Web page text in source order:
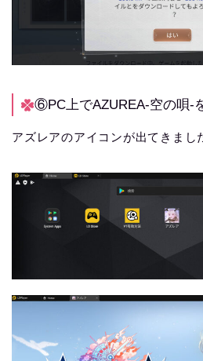
⑥PC上でAZUREA-空の唄-
アズレアのアイコンが出てきまし